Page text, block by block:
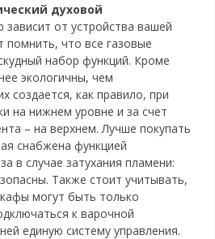
духовой
от устройства вашей
помнить, что все газовые
набор функций. Кроме
экологичны, чем
создается, как правило, при
на нижнем уровне и за счет
– на верхнем. Лучше покупать
снабжена функцией
в случае затухания пламени:
Также стоит учитывать,
могут быть только
к варочной
единую систему управления.